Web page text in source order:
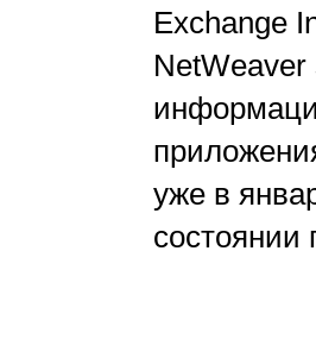
Exchange
уже в